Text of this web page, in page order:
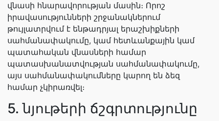
վնասի հնարավորության մասին։ Որոշ
իրավասությունների շրջանակներում
թույլատրվում է ենթադրյալ երաշխիքների
սահմանափակումը, կամ հետևանքային կամ
պատահական վնասների համար
պատասխանատվության սահմանափակումը,
այս սահմանափակումները կարող են ձեզ
համար չկիրառվել։
5. նյութերի ճշգրտությունը